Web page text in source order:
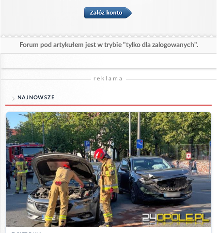
Forum pod artykułem jest w trybie "tylko dla zalogowanych".
reklama
NAJNOWSZE